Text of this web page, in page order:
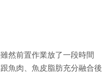
然前置作業放了一段時間
魚肉、魚皮脂肪充分融合後